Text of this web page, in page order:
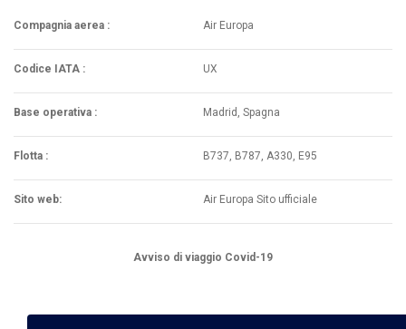
Compagnia aerea : Air Europa
Codice IATA : UX
Base operativa : Madrid, Spagna
Flotta : B737, B787, A330, E95
Sito web: Air Europa Sito ufficiale
Avviso di viaggio Covid-19